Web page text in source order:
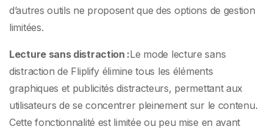
d’autres outils ne proposent que des options de gestion
limitées.
Lecture sans distraction :Le mode lecture sans
distraction de Fliplify élimine tous les éléments
graphiques et publicités distracteurs, permettant aux
utilisateurs de se concentrer pleinement sur le contenu.
Cette fonctionnalité est limitée ou peu mise en avant